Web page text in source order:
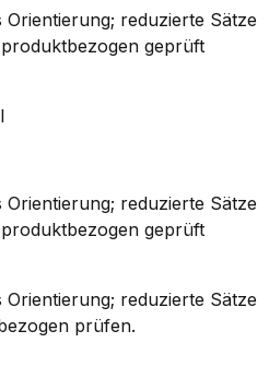
reduzierte Sätze
geprüft
reduzierte Sätze
geprüft
reduzierte Sätze
prüfen.